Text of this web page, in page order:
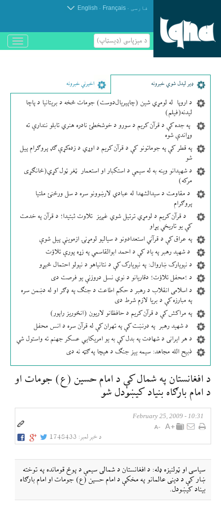
فارسی .
Français
.
English
د مېزپاسى (ډیسټاپ)
باز
و
ډير لیدل شوي خبرونه اخیرني خبرونه
د اروپا له لومړي شین (چاپېریال‌دوست) جومات څخه د بریتانیا د پاچا
لیدنه(فیلم)
په جده کې د قرآن کریم د سورو د خوشخطئ نادره هنري تابلو نندارې ته
وړاندې شوه
په قطر کې په جوماتونو کې د قرآن کریم د اوړي د زده‌کړې ګډ پروګرام پیل
شو
د شهیدانو وینه به له سیمې د استکبار او استعمار ټغر ټول کړي(ځانګړی
مرکه)
د مقاومت د سیدالشهدا له عبادي لارښوونو سره د سل ورځنئ ملتیا
پروګرام
د قرآن کریم د لومړي ترتیل شوي غږیز تلاوت ثبتیدا؛ د قرآن په خدمت
کې یو تاریخي پړاو
په عراق کې د قرآني استعدادونو د سیالیو لومړنۍ ازموینې پیل شوې
د شهید رهبر په یاد کې د احمد ابوالقاسمي په زړه پورې تلاؤت
د نیویارک ښاروال: په نیویارک کې د نتانیاهو د نیولو احتمال څېړو
د ؛محفل تلاؤت؛ دقاریانو د نوي نسل دروزنې یو فرصت دی
د اسلامی انقلاب د رهبر د حکم اطاعت د جنګ په ډګر او له دښمن سره
په مبارزه کې د بریا لازم شرط دی
په مراکش کې د قرآن کریم د حافظانو لاریون (انځوریز راپور)
د شهید رهبر په درنښت کې په تهران کې له قرآن سره د انس محفل
د هر ایرانی د شهادت په بدل کې به یو امریکایي عسکر جهنم ته واستول شي
ذبیح الله مجاهد: سیمه ییز جنګ د هیچا په ګټه نه دی
د افغانستان په شمال كې د امام حسين (ع) جومات او
د امام بارګاه بنياد كیښودل شو
10:31 - February 25, 2009
د خبر لمبر: 1748433
سياسی او ټولنيزه ډله: د افغانستان د شمالی سيمې د پوځ قومانده په توخته
ښار كې د دينی عالمانو په مخكې د امام حسين (ع) جومات او امام بارګاه
بيناد كیښودل.